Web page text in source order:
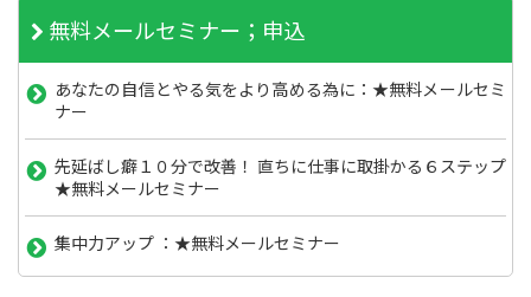
無料メールセミナー；申込
あなたの自信とやる気をより高める為に：★無料メールセミ
ナー
先延ばし癖１０分で改善！ 直ちに仕事に取掛かる６ステップ
★無料メールセミナー
集中力アップ ：★無料メールセミナー